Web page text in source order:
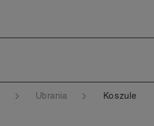
Ubrania Koszule